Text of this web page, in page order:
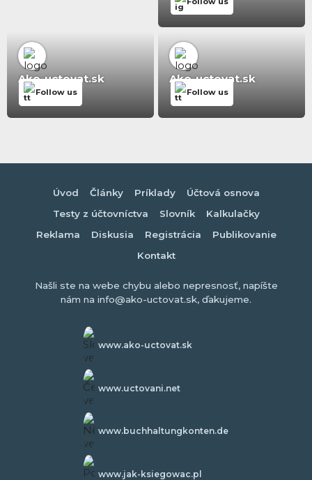
Ako-uctovat.sk
Follow us
Ako-uctovat.sk
Follow us
Úvod Články Príklady
Účtová osnova
Testy z účtovníctva
Slovník
Kalkulačky
Reklama
Diskusia Registrácia
Publikovanie
Kontakt
Našli ste na webe chybu alebo nepresnosť, napíšte
nám na info@ako-uctovat.sk, ďakujeme.
www.ako-uctovat.sk
www.uctovani.net
www.buchhaltungkonten.de
www.jak-ksiegowac.pl